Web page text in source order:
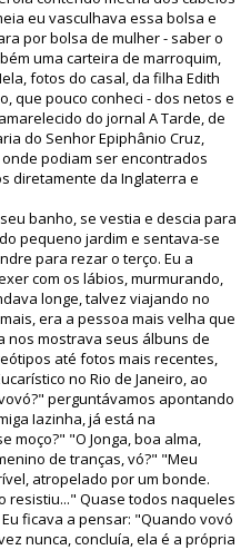
eu vasculhava essa bolsa e
por bolsa de mulher - saber o
uma carteira de marroquim,
fotos do casal, da filha Edith
que pouco conheci - dos netos e
do jornal A Tarde, de
do Senhor Epiphânio Cruz,
podiam ser encontrados
diretamente da Inglaterra e
banho, se vestia e descia para
pequeno jardim e sentava-se
para rezar o terço. Eu a
com os lábios, murmurando,
longe, talvez viajando no
era a pessoa mais velha que
nos mostrava seus álbuns de
até fotos mais recentes,
no Rio de Janeiro, ao
perguntávamos apontando
Iazinha, já está na
moço?" "O Jonga, boa alma,
de tranças, vó?" "Meu
atropelado por um bonde.
resistiu..." Quase todos naqueles
ficava a pensar: "Quando vovó
nunca, concluía, ela é a própria